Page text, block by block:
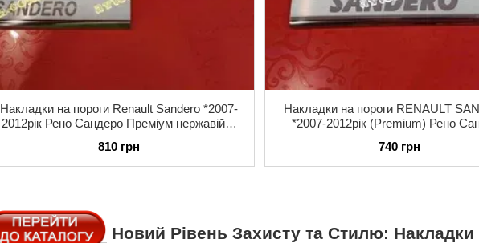
Новий Рівень Захисту та Стилю:
Накладки на пороги Renault Sandero *2007-
2012рік Рено Сандеро Преміум нержавійка
810 грн
Накладки на пороги RENAULT
*2007-2012рік (Premium) Рено
740 грн